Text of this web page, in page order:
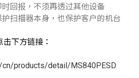
时回报，不须再透过其他设备
护扫描器本身，也保护客户的机台
下方链接：
products/detail/MS840PESD